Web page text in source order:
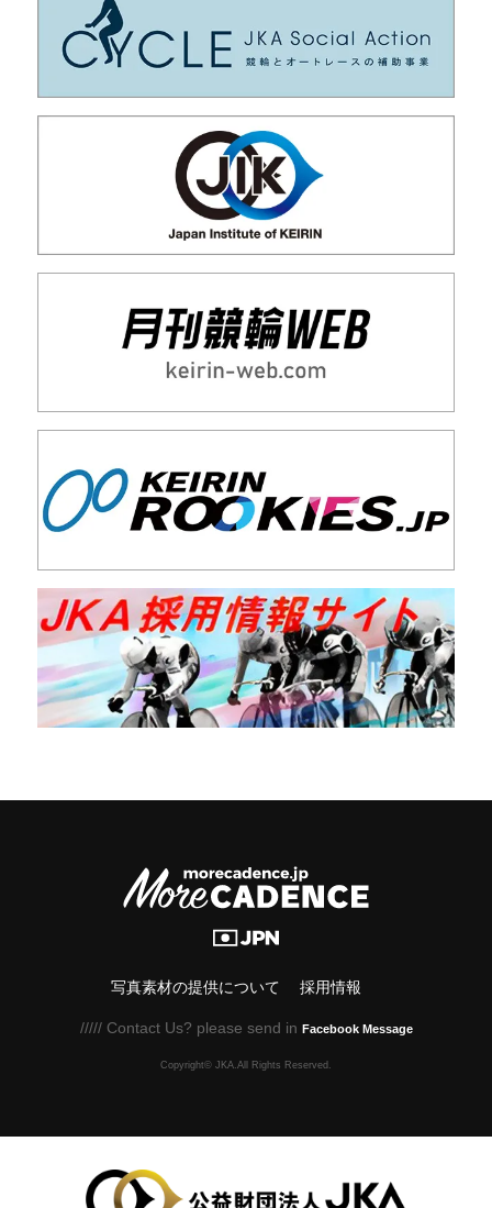
写真素材の提供について 採用情報
///// Contact Us? please send in Facebook Message
Copyright© JKA.All Rights Reserved.